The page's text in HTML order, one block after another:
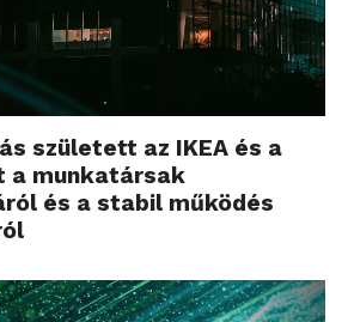
született az IKEA és a
a munkatársak
és a stabil működés